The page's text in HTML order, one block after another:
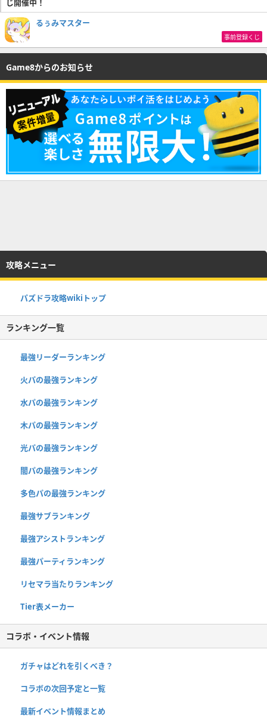
じ開催中！
るぅみマスター
事前登録くじ
Game8からのお知らせ
攻略メニュー
パズドラ攻略wikiトップ
ランキング一覧
最強リーダーランキング
火パの最強ランキング
水パの最強ランキング
木パの最強ランキング
光パの最強ランキング
闇パの最強ランキング
多色パの最強ランキング
最強サブランキング
最強アシストランキング
最強パーティランキング
リセマラ当たりランキング
Tier表メーカー
コラボ・イベント情報
ガチャはどれを引くべき？
コラボの次回予定と一覧
最新イベント情報まとめ